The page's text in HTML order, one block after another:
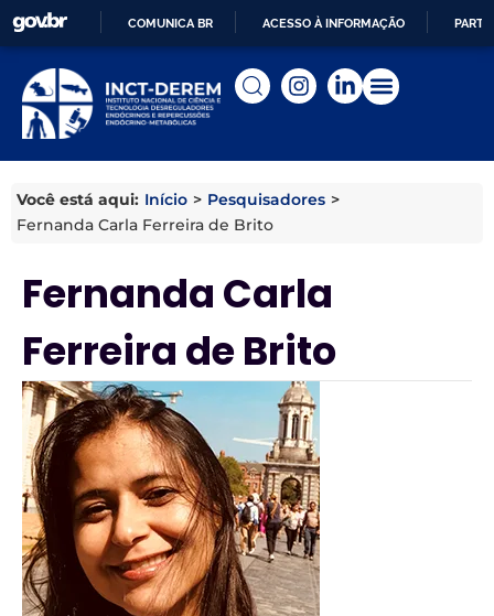
PARA
COMUNICA BR ACESSO À INFORMAÇÃO
Você está aqui: Início > Pesquisadores >
Fernanda Carla Ferreira de Brito
Fernanda Carla
Ferreira de Brito